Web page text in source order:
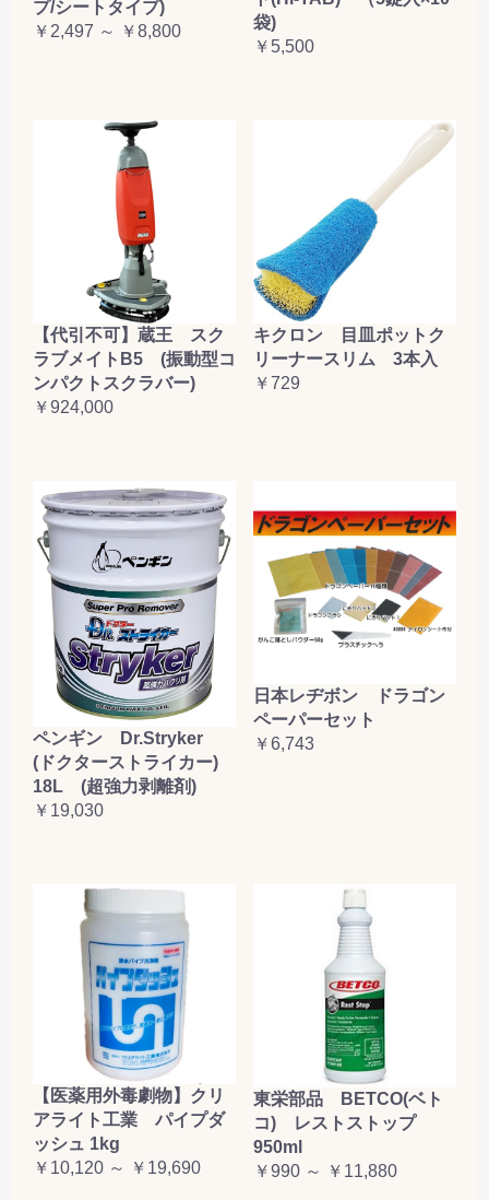
プ/シートタイプ)
￥2,497 ～ ￥8,800
袋)
￥5,500
【代引不可】蔵王 スク
ラブメイトB5 (振動型コ
ンパクトスクラバー)
￥924,000
キクロン 目皿ポットク
リーナースリム 3本入
￥729
ペンギン Dr.Stryker
(ドクターストライカー)
18L (超強力剥離剤)
￥19,030
日本レヂボン ドラゴン
ペーパーセット
￥6,743
【医薬用外毒劇物】クリ
アライト工業 パイプダ
ッシュ 1kg
￥10,120 ～ ￥19,690
東栄部品 BETCO(ベト
コ) レストストップ
950ml
￥990 ～ ￥11,880